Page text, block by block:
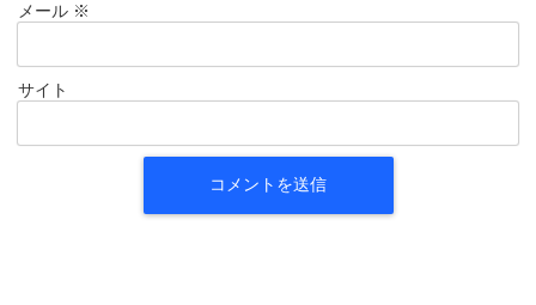
メール ※
サイト